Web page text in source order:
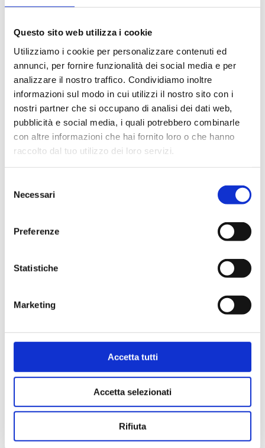
Questo sito web utilizza i cookie
Utilizziamo i cookie per personalizzare contenuti ed
annunci, per fornire funzionalità dei social media e per
analizzare il nostro traffico. Condividiamo inoltre
informazioni sul modo in cui utilizzi il nostro sito con i
nostri partner che si occupano di analisi dei dati web,
pubblicità e social media, i quali potrebbero combinarle
con altre informazioni che hai fornito loro o che hanno
raccolto dal tuo utilizzo dei loro servizi.
delNecessari
Preferenze
Statistiche
Marketing
Accetta tutti
Accetta selezionati
Rifiuta
per:
ARTICOLI RECENTI
Insolito Festival 2026: al CAPAS due
appuntamenti tra teatro e ricerca
10 AGOSTO – 21 AGOSTO 2026 chiusura
estiva del CAPAS
10 luglio 2026 – Esito didattico del
conoscenza “Parole che uniscono, parole
che dividono: possono gli antichi insegnarci
24 maggio 2026 – Lo spettacolo Insight